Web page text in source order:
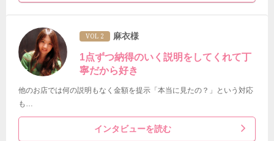
VOL 2 麻衣様
1点ずつ納得のいく説明をしてくれて丁
寧だから好き
他のお店では何の説明もなく金額を提示「本当に見たの？」という対応
も…
インタビューを読む